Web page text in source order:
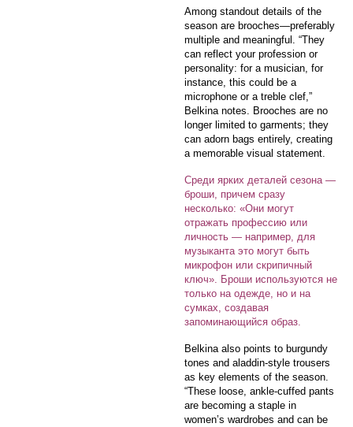
Among standout details of the
season are brooches—preferably
multiple and meaningful. “They
can reflect your profession or
personality: for a musician, for
instance, this could be a
microphone or a treble clef,”
Belkina notes. Brooches are no
longer limited to garments; they
can adorn bags entirely, creating
a memorable visual statement.
Среди ярких деталей сезона —
броши, причем сразу
несколько: «Они могут
отражать профессию или
личность — например, для
музыканта это могут быть
микрофон или скрипичный
ключ». Броши используются не
только на одежде, но и на
сумках, создавая
запоминающийся образ.
Belkina also points to burgundy
tones and aladdin-style trousers
as key elements of the season.
“These loose, ankle-cuffed pants
are becoming a staple in
women’s wardrobes and can be